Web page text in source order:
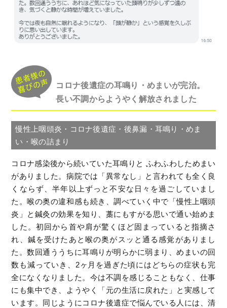
コロナ後遺症の耳鳴り・めまいが完治。
長い不調からようやく解放されました
慢性上咽頭炎・コロナ後遺症・後鼻漏・耳鳴り・めま
い・喉の詰まり
コロナ感染後から続いていた耳鳴りと ふわふわしためまい
がありました。病院では「異常なし」と言われても全く良
くならず、半年以上ずっと不安な日々を過ごしていまし
た。喉の奥の違和感も続き、調べていく中で「慢性上咽頭
炎」と鍼灸の効果を知り、藁にもすがる思いで通い始めま
した。初回から首や肩が驚くほど固まっていると指摘さ
れ、鍼を受けたあと喉の奥がスッと通る感覚がありまし
た。数回通ううちに耳鳴りが明らかに弱まり、めまいの回
数も減っていき、2ヶ月を過ぎた頃にはどちらの症状も完
全になくなりました。今は不調を感じることもなく、仕事
にも集中でき、ようやく「元の生活に戻れた」と実感して
います。同じようにコロナ後遺症で悩んでいる人には、清